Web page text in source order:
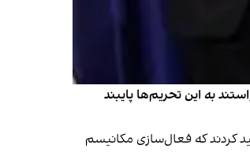
به این تحریم‌ها پایبند
کردند که فعال‌سازی مکانیسم